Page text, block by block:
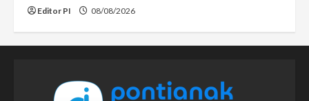
Editor PI 08/08/2026